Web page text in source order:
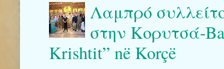
Λαμπρό
στην Κορυτσά-
Krishtit” në Korçë